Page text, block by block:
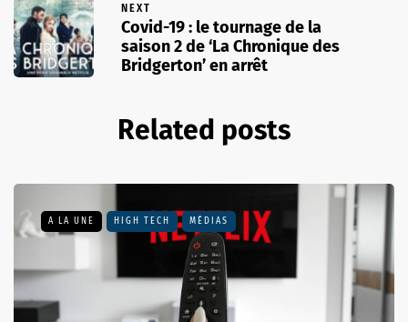
NEXT
Covid-19 : le tournage de la
saison 2 de ‘La Chronique des
Bridgerton’ en arrêt
Related posts
A LA UNE HIGH TECH MÉDIAS